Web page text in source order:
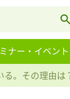
ナー・イベント
。その理由は